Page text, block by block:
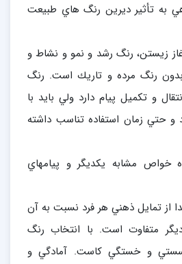
به تأثير ديرين رنگ هاي طبيعت
زيستن، رنگ رشد و نمو و نشاط و
رنگ مرده و تاريك است. رنگ
و تكميل پيام دارد ولي بايد با
و حتي زمان استفاده تناسب داشته
خواص مشابه يكديگر و پيامهاي
از تمايل ذهني هر فرد نسبت به آن
متفاوت است. با انتخاب رنگ
و خستگي كاست. آمادگي و